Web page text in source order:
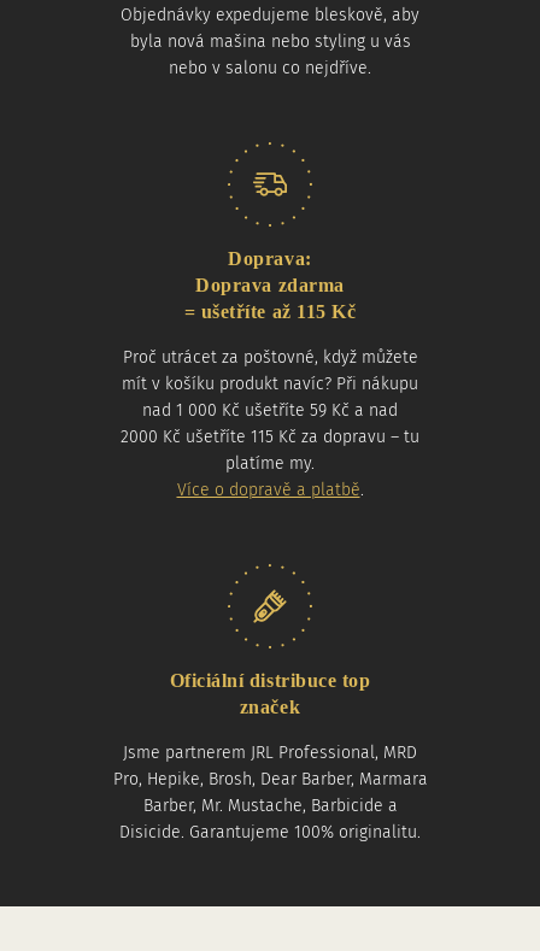
Objednávky expedujeme bleskově, aby
byla nová mašina nebo styling u vás
nebo v salonu co nejdříve.
Doprava:
Doprava zdarma
= ušetříte až 115 Kč
Proč utrácet za poštovné, když můžete
mít v košíku produkt navíc? Při nákupu
nad 1 000 Kč ušetříte 59 Kč a nad
2000 Kč ušetříte 115 Kč za dopravu – tu
platíme my.
Více o dopravě a platbě.
Oficiální distribuce top
značek
Jsme partnerem JRL Professional, MRD
Pro, Hepike, Brosh, Dear Barber, Marmara
Barber, Mr. Mustache, Barbicide a
Disicide. Garantujeme 100% originalitu.